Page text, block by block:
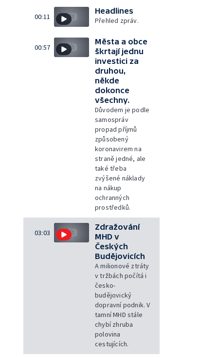
00:11
Headlines
Přehled zpráv.
00:57
Města a obce
škrtají jednu
investici za
druhou,
někde
dokonce
všechny.
Důvodem je podle
samospráv
propad příjmů
způsobený
koronavirem na
straně jedné, ale
také třeba
zvýšené náklady
na nákup
ochranných
prostředků.
03:03
Zdražování
MHD v
Českých
Budějovicích
A milionové ztráty
v tržbách počítá i
česko-
budějovický
dopravní podnik. V
tamní MHD stále
chybí zhruba
polovina
cestujících.